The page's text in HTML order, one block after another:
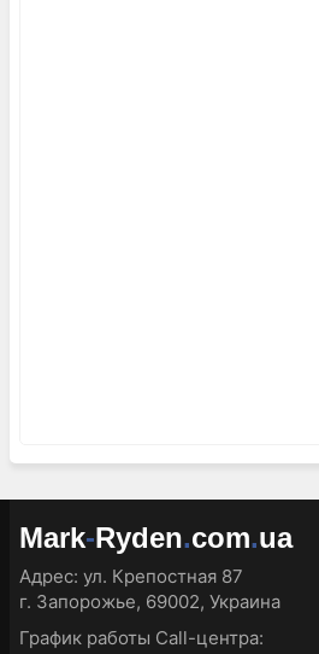
Mark-Ryden.com.ua
Адрес: ул. Крепостная 87
г. Запорожье, 69002, Украина
График работы Call-центра: